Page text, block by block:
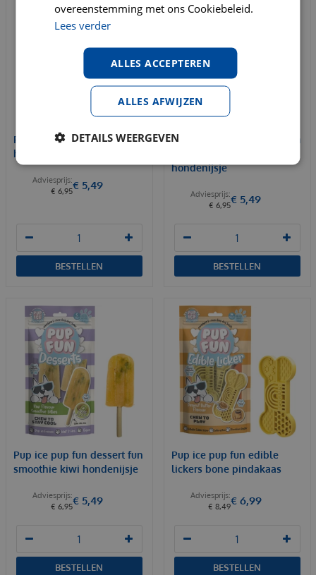
Pup ice fruit lollie ananas
hondenijsje
€ 6,95€ 5,49
BESTELLEN
Pup ice pup fun dessert fun
hondenijsje
€ 6,95€ 5,49
BESTELLEN
Pup ice pup fun dessert fun
smoothie kiwi hondenijsje
€ 6,95€ 5,49
BESTELLEN
Pup ice pup fun edible
lickers bone pindakaas
€ 8,49€ 6,99
BESTELLEN
overeenstemming met ons Cookiebeleid.
Lees verder
ALLES ACCEPTEREN
ALLES AFWIJZEN
DETAILS WEERGEVEN